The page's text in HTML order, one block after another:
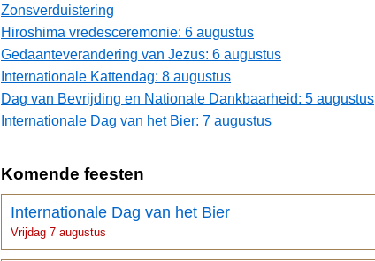
Zonsverduistering
Hiroshima vredesceremonie: 6 augustus
Gedaanteverandering van Jezus: 6 augustus
Internationale Kattendag: 8 augustus
Dag van Bevrijding en Nationale Dankbaarheid: 5 augustus
Internationale Dag van het Bier: 7 augustus
Komende feesten
Internationale Dag van het Bier
Vrijdag 7 augustus